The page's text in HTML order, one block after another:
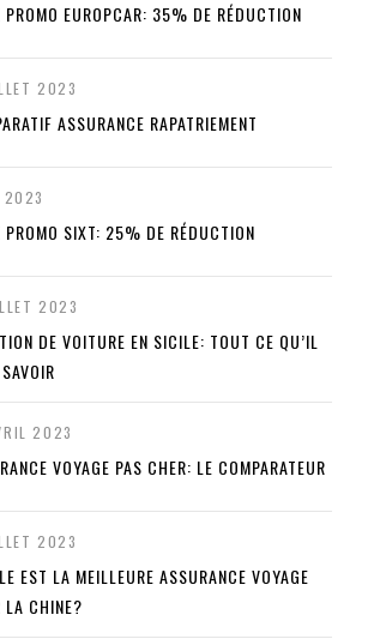
PROMO EUROPCAR: 35% DE RÉDUCTION
2023
ASSURANCE RAPATRIEMENT
2023
PROMO SIXT: 25% DE RÉDUCTION
2023
DE VOITURE EN SICILE: TOUT CE QU’IL
2023
VOYAGE PAS CHER: LE COMPARATEUR
2023
EST LA MEILLEURE ASSURANCE VOYAGE
LA CHINE?